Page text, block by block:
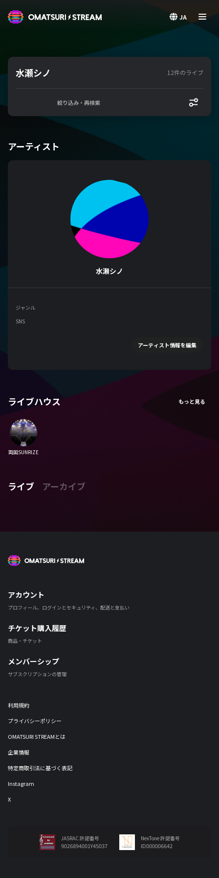
JA
水瀬シノ 12件のライブ
絞り込み・再検索
アーティスト
水瀬シノ
ジャンル
SNS
アーティスト情報を編集
ライブハウス
両国SUNRIZE
ライブ アーカイブ
アカウント
プロフィール、ログインとセキュリティ、配送と支払い
チケット購入履歴
商品・チケット
メンバーシップ
サブスクリプションの管理
利用規約
プライバシーポリシー
OMATSURI STREAMとは
企業情報
特定商取引法に基づく表記
Instagram
X
JASRAC 許諾番号
9026894001Y45037
NexTone 許諾番号
ID000006642